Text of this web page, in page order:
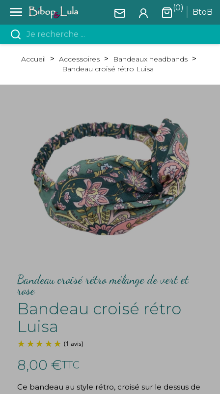
 BtoB
(0)
Accueil Accessoires
Bandeaux headbands
Bandeau croisé rétro Luisa
Bandeau croisé rétro mélange de vert et
rose
Bandeau croisé rétro
Luisa
8,00 €TTC
Ce bandeau au style rétro, croisé sur le dessus de